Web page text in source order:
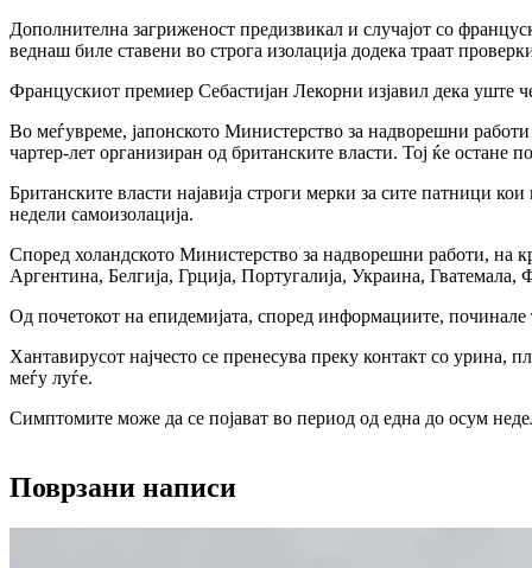
Дополнителна загриженост предизвикал и случајот со
веднаш биле ставени во строга изолација додека траат
Францускиот премиер Себастијан Лекорни изјавил дека уште
Во меѓувреме, јапонското Министерство за надворешни
чартер-лет организиран од британските власти. Тој ќе остане
Британските власти најавија строги мерки за сите патници
недели самоизолација.
Според холандското Министерство за надворешни работи, на
Аргентина, Белгија, Грција, Португалија, Украина,
Од почетокот на епидемијата, според информациите,
Хантавирусот најчесто се пренесува преку контакт со урина,
меѓу луѓе.
Симптомите може да се појават во период од една до осум
Поврзани написи